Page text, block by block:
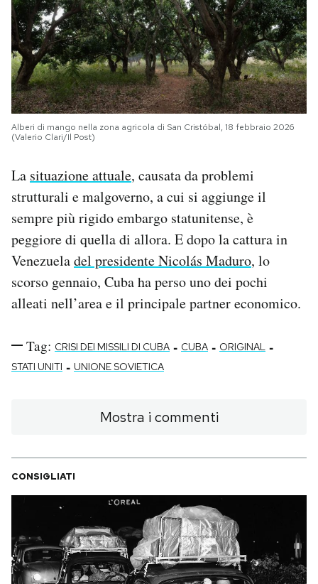
Alberi di mango nella zona agricola di San Cristóbal, 18 febbraio 2026
(Valerio Clari/Il Post)
La situazione attuale, causata da problemi
strutturali e malgoverno, a cui si aggiunge il
sempre più rigido embargo statunitense, è
peggiore di quella di allora. E dopo la cattura in
Venezueladel presidente Nicolás Maduro, lo
scorso gennaio, Cuba ha perso uno dei pochi
alleati nell’area e il principale partner economico.
Tag: CRISI DEI MISSILI DI CUBA - CUBA - ORIGINAL -
STATI UNITI - UNIONE SOVIETICA
Mostra i commenti
CONSIGLIATI